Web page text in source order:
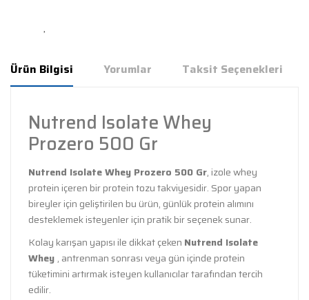
Ürün Bilgisi Yorumlar Taksit Seçenekleri
Nutrend Isolate Whey
Prozero 500 Gr
Nutrend Isolate Whey Prozero 500 Gr, izole whey
protein içeren bir protein tozu takviyesidir. Spor yapan
bireyler için geliştirilen bu ürün, günlük protein alımını
desteklemek isteyenler için pratik bir seçenek sunar.
Kolay karışan yapısı ile dikkat çeken Nutrend Isolate
Whey , antrenman sonrası veya gün içinde protein
tüketimini artırmak isteyen kullanıcılar tarafından tercih
edilir.